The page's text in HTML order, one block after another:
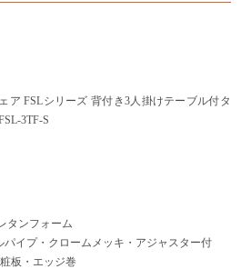
ア FSLシリーズ 背付き3人掛けテーブル付タ
3TF-S
タンフォーム
パイプ・クロームメッキ・アジャスター付
板・エッジ巻